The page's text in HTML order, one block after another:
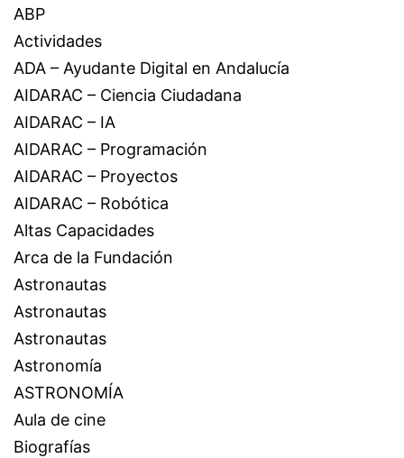
ABP
Actividades
ADA – Ayudante Digital en Andalucía
AIDARAC – Ciencia Ciudadana
AIDARAC – IA
AIDARAC – Programación
AIDARAC – Proyectos
AIDARAC – Robótica
Altas Capacidades
Arca de la Fundación
Astronautas
Astronautas
Astronautas
Astronomía
ASTRONOMÍA
Aula de cine
Biografías